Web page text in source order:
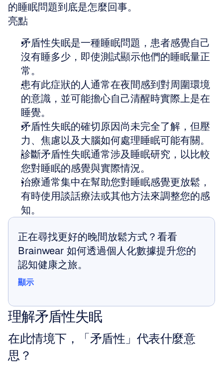
的睡眠問題到底是怎麼回事。
亮點
矛盾性失眠是一種睡眠問題，患者感覺自己
沒有睡多少，即使測試顯示他們的睡眠量正
常。
患有此症狀的人通常在夜間感到對周圍環境
的意識，並可能擔心自己清醒時實際上是在
睡覺。
矛盾性失眠的確切原因尚未完全了解，但壓
力、焦慮以及大腦如何處理睡眠可能有關。
診斷矛盾性失眠通常涉及睡眠研究，以比較
您對睡眠的感覺與實際情況。
治療通常集中在幫助您對睡眠感覺更放鬆，
有時使用談話療法或其他方法來調整您的感
知。
正在尋找更好的晚間放鬆方式？看看
Brainwear 如何透過個人化數據提升您的
認知健康之旅。
顯示
理解矛盾性失眠
在此情境下，「矛盾性」代表什麼意
思？